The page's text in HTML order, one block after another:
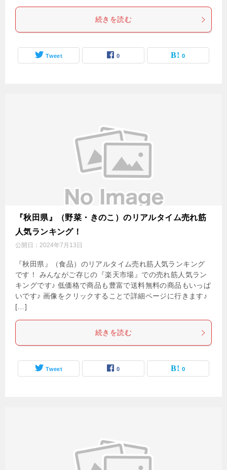
続きを読む
Tweet 0 0
『秋田県』（野菜・きのこ）のリアルタイム売れ筋
人気ランキング！
公開日： 2024年7月13日
『秋田県』（食品）のリアルタイム売れ筋人気ランキング
です！ みんながご存じの『楽天市場』での売れ筋人気ラン
キングです♪ 低価格で商品も豊富で送料無料の商品もいっぱ
いです♪ 画像をクリックすることで詳細ページに行きます♪
[…]
続きを読む
Tweet 0 0